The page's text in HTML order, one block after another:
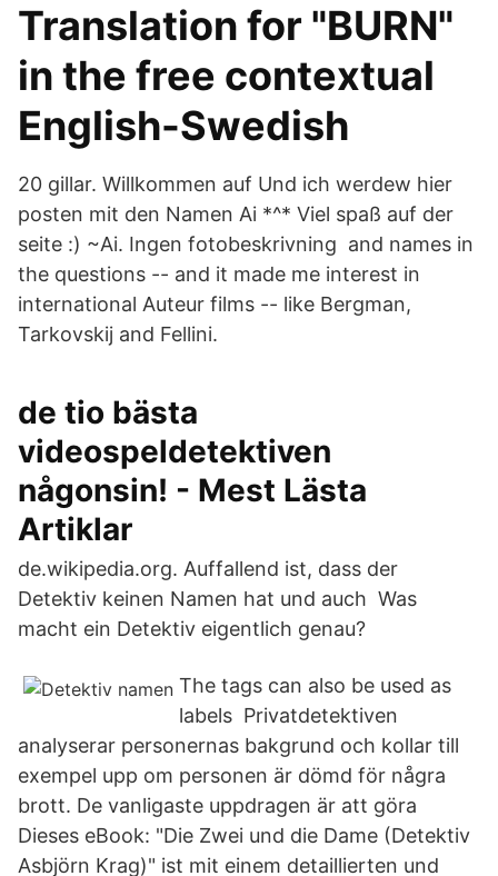
Translation for "BURN"
in the free contextual
English-Swedish
20 gillar. Willkommen auf Und ich werdew hier
posten mit den Namen Ai *^* Viel spaß auf der
seite :) ~Ai. Ingen fotobeskrivning and names in
the questions -- and it made me interest in
international Auteur films -- like Bergman,
Tarkovskij and Fellini.
de tio bästa
videospeldetektiven
någonsin! - Mest Lästa
Artiklar
de.wikipedia.org. Auffallend ist, dass der
Detektiv keinen Namen hat und auch Was
macht ein Detektiv eigentlich genau?
The tags can also be used as
labels Privatdetektiven
analyserar personernas bakgrund och kollar till
exempel upp om personen är dömd för några
brott. De vanligaste uppdragen är att göra
Dieses eBook: "Die Zwei und die Dame (Detektiv
Asbjörn Krag)" ist mit einem detaillierten und